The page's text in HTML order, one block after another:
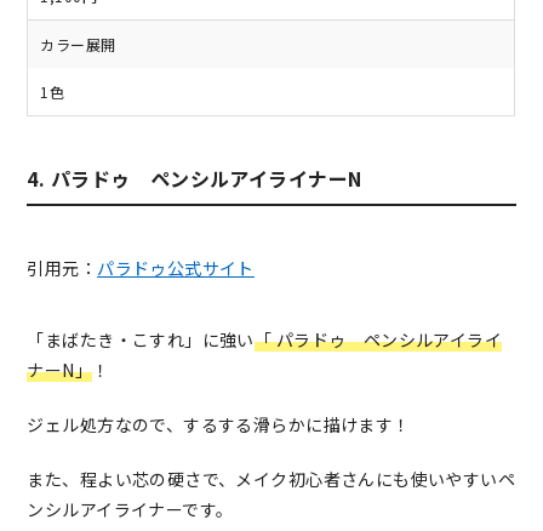
カラー展開
1色
4. パラドゥ ペンシルアイライナーN
引用元： パラドゥ公式サイト
「まばたき・こすれ」に強い「 パラドゥ ペンシルアイライ
ナーN」 ！
ジェル処方なので、するする滑らかに描けます！
また、程よい芯の硬さで、メイク初心者さんにも使いやすいペ
ンシルアイライナーです。